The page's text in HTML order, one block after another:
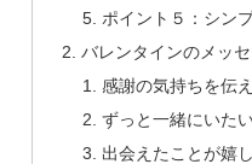
ポイント５：シン
バレンタインのメッ
感謝の気持ちを伝
ずっと一緒にいた
出会えたことが嬉